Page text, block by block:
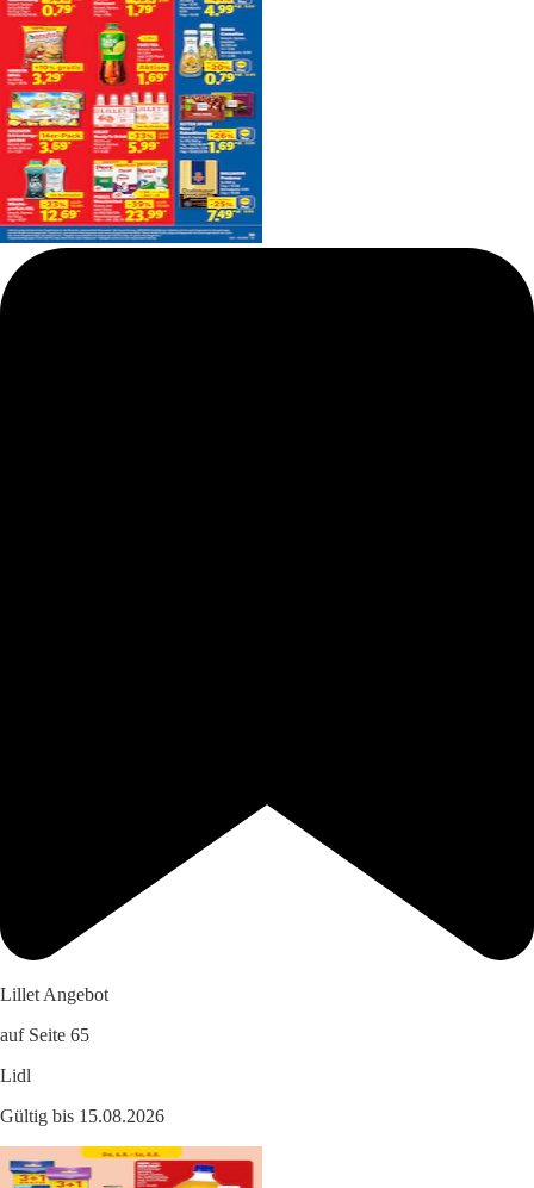
Lillet Angebot
auf Seite 65
Lidl
Gültig bis 15.08.2026